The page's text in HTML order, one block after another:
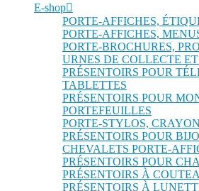
E-shop
PORTE-AFFICHES,
PORTE-AFFICHES,
PORTE-BROCHURES,
URNES DE COLLECTE
PRÉSENTOIRS POUR
TABLETTES
PRÉSENTOIRS POUR
PORTEFEUILLES
PORTE-STYLOS,
PRÉSENTOIRS POUR
CHEVALETS PORTE-
PRÉSENTOIRS POUR
PRÉSENTOIRS À
PRÉSENTOIRS À